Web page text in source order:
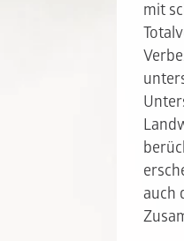
mit
auch